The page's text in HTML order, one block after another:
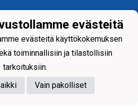
evästeitä
evästeitä käyttökokemuksen
toiminnallisiin ja tilastollisiin
tarkoituksiin.
Vain pakolliset